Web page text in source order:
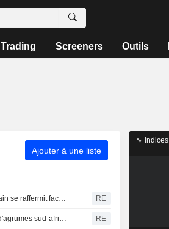
Trading Screeners Outils
Ajouter à une liste
Le rand sud-africain se raffermit face à un dollar affaibli par l'optimisme sur l'Iran et des données décevantes sur l'emploi américain RE
Les producteurs d'agrumes sud-africains revoient à la baisse leurs prévisions d'exportation pour 2026 RE
Indices